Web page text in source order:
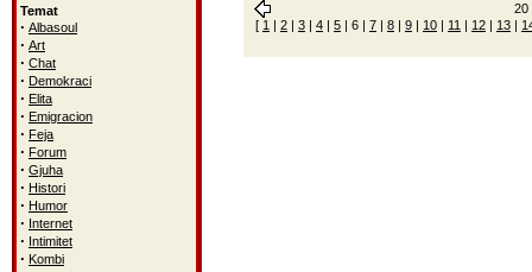
Temat
· Albasoul
· Art
· Chat
· Demokraci
· Elita
· Emigracion
· Feja
· Forum
· Gjuha
· Histori
· Humor
· Internet
· Intimitet
· Kombi
20
[ 1 | 2 | 3 | 4 | 5 | 6 | 7 | 8 | 9 | 10 | 11 | 12 | 13 |